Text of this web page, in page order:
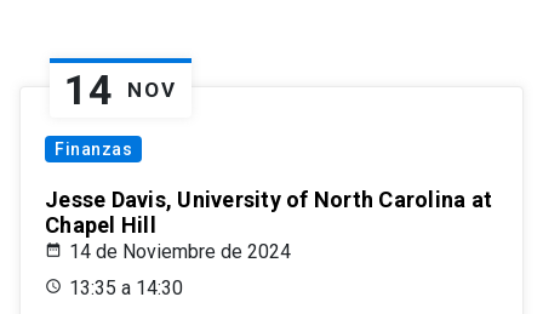
14 NOV
Finanzas
Jesse Davis, University of North Carolina at
Chapel Hill
14 de Noviembre de 2024
13:35 a 14:30